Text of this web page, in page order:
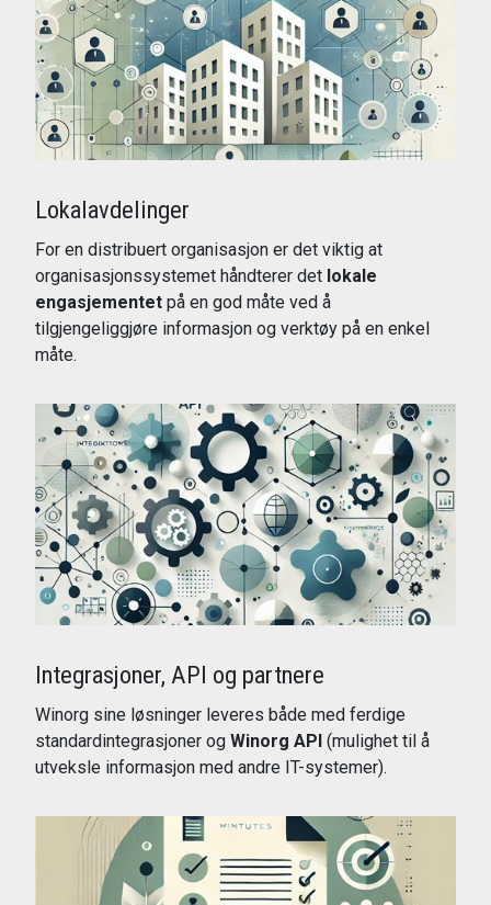
Lokalavdelinger
For en distribuert organisasjon er det viktig at
organisasjonssystemet håndterer det lokale
engasjementet på en god måte ved å
tilgjengeliggjøre informasjon og verktøy på en enkel
måte.
Integrasjoner, API og partnere
Winorg sine løsninger leveres både med ferdige
standardintegrasjoner og Winorg API (mulighet til å
utveksle informasjon med andre IT-systemer).